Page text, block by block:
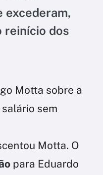
excederam,
reinício dos
Motta sobre a
sem
Motta. O
para Eduardo